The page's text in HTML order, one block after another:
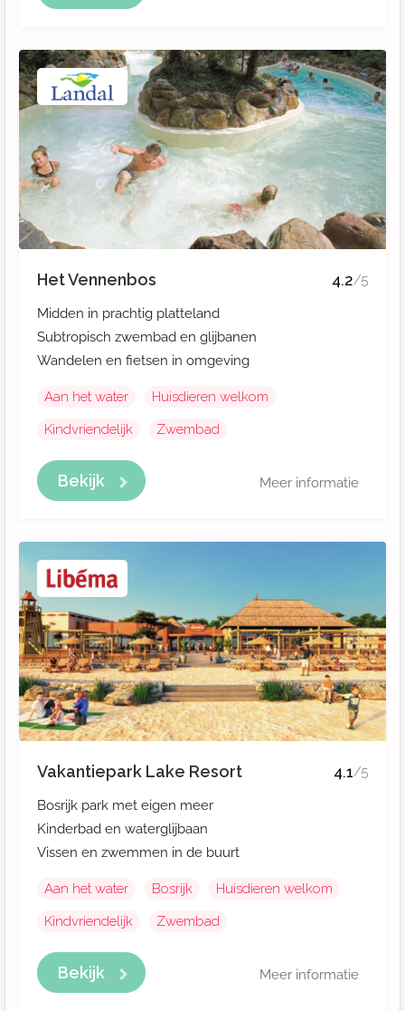
Het Vennenbos 4.2/5
Midden in prachtig platteland
Subtropisch zwembad en glijbanen
Wandelen en fietsen in omgeving
Aan het water
Huisdieren welkom
Kindvriendelijk
Zwembad
Bekijk Meer informatie
Vakantiepark Lake Resort 4.1/5
Bosrijk park met eigen meer
Kinderbad en waterglijbaan
Vissen en zwemmen in de buurt
Aan het water Bosrijk
Huisdieren welkom
Kindvriendelijk
Zwembad
Bekijk Meer informatie